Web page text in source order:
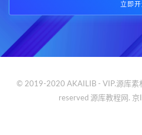
立即
© 2019-2020 AKAILIB - VIP.源库素
reserved 源库教程网. 京